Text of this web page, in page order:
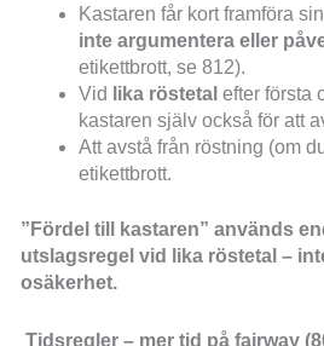
Kastaren får kort framföra
inte argumentera eller
etikettbrott, se 812).
Vid
lika röstetal efter första
kastaren själv också för att
Att avstå från röstning (om
etikettbrott.
”Fördel till kastaren” används
utslagsregel vid lika röstetal –
osäkerhet.
Tidsregler – mer tid på fairway